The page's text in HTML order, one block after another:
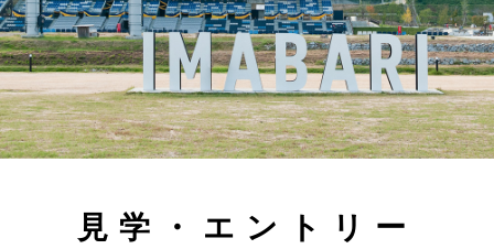
見学・エントリー